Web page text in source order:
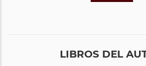
LIBROS DEL